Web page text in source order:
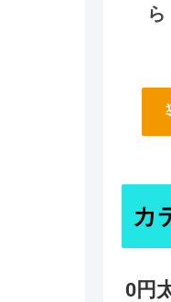
ら
カ
0円